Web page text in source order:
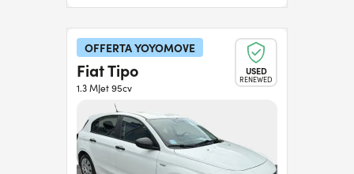
OFFERTA YOYOMOVE
USED
RENEWED
Fiat Tipo
1.3 MJet 95cv